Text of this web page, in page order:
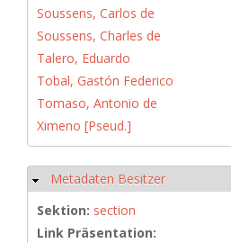
Soussens, Carlos de
Soussens, Charles de
Talero, Eduardo
Tobal, Gastón Federico
Tomaso, Antonio de
Ximeno [Pseud.]
Hide
Metadaten Besitzer
Sektion: section
Link Präsentation: